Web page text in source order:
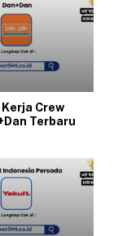
Crew
Terbaru